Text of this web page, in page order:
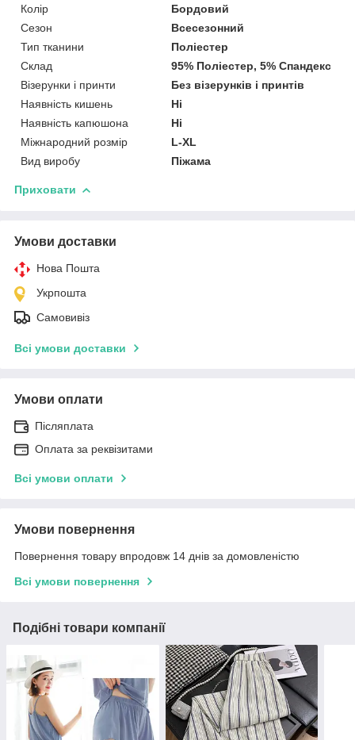
Колір
Бордовий
Сезон
Всесезонний
Тип тканини
Поліестер
Склад
95% Поліестер, 5% Спандекс
Візерунки і принти
Без візерунків і принтів
Наявність кишень
Ні
Наявність капюшона
Ні
Міжнародний розмір
L-XL
Вид виробу
Піжама
Приховати
Умови доставки
Нова Пошта
Укрпошта
Самовивіз
Всі умови доставки
Умови оплати
Післяплата
Оплата за реквізитами
Всі умови оплати
Умови повернення
Повернення товару впродовж 14 днів за домовленістю
Всі умови повернення
Подібні товари компанії